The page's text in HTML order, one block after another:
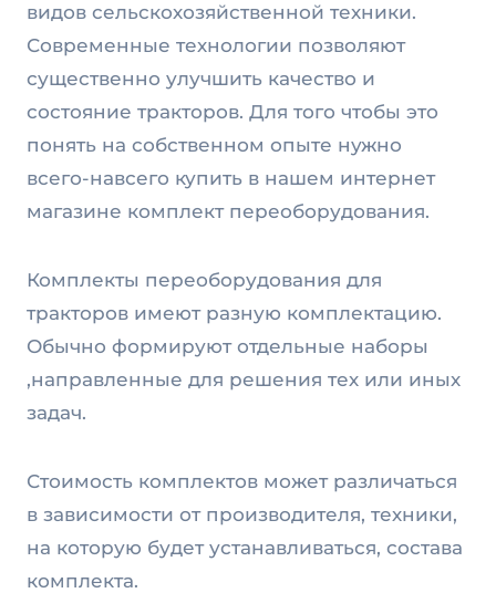
видов сельскохозяйственной техники.
Современные технологии позволяют
существенно улучшить качество и
состояние тракторов. Для того чтобы это
понять на собственном опыте нужно
всего-навсего купить в нашем интернет
магазине комплект переоборудования.
Комплекты переоборудования для
тракторов имеют разную комплектацию.
Обычно формируют отдельные наборы
,направленные для решения тех или иных
задач.
Стоимость комплектов может различаться
в зависимости от производителя, техники,
на которую будет устанавливаться, состава
комплекта.